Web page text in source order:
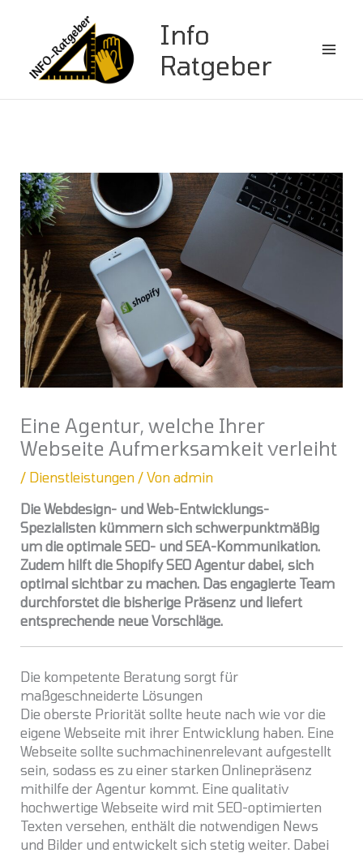
springen
Info
Ratgeber
Eine Agentur, welche Ihrer
Webseite Aufmerksamkeit verleiht
/ Dienstleistungen / Vonadmin
Die Webdesign- und Web-Entwicklungs-
Spezialisten kümmern sich schwerpunktmäßig
um die optimale SEO- und SEA-Kommunikation.
Zudem hilft die Shopify SEO Agentur dabei, sich
optimal sichtbar zu machen. Das engagierte Team
durchforstet die bisherige Präsenz und liefert
entsprechende neue Vorschläge.
Die kompetente Beratung sorgt für
maßgeschneiderte Lösungen
Die oberste Priorität sollte heute nach wie vor die
eigene Webseite mit ihrer Entwicklung haben. Eine
Webseite sollte suchmachinenrelevant aufgestellt
sein, sodass es zu einer starken Onlinepräsenz
mithilfe der Agentur kommt. Eine qualitativ
hochwertige Webseite wird mit SEO-optimierten
Texten versehen, enthält die notwendigen News
und Bilder und entwickelt sich stetig weiter. Dabei